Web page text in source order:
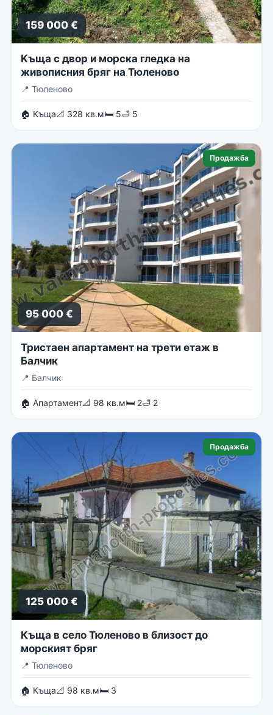
159 000 €
Kъща с двор и морска гледка на
живописния бряг на Тюленово
📍 Тюленово
🏠 Къща📐 328 кв.м🛏 5🛁 5
Продажба
95 000 €
Тристаен апартамент на трети етаж в
Балчик
📍 Балчик
🏠 Апартамент📐 98 кв.м🛏 2🛁 2
Продажба
125 000 €
Къща в село Тюленово в близост до
морският бряг
📍 Тюленово
🏠 Къща📐 98 кв.м🛏 3